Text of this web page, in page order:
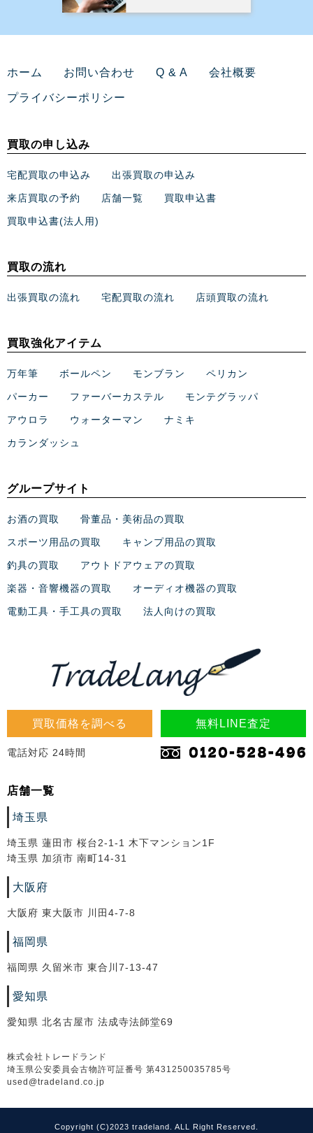
買取価格を調べる 無料LINE査定
電話対応 24時間
店舗一覧
埼玉県
埼玉県 蓮田市 桜台2-1-1 木下マンション1F
埼玉県 加須市 南町14-31
大阪府
大阪府 東大阪市 川田4-7-8
福岡県
福岡県 久留米市 東合川7-13-47
愛知県
愛知県 北名古屋市 法成寺法師堂69
株式会社トレードランド
埼玉県公安委員会古物許可証番号 第431250035785号
used@tradeland.co.jp
ホーム お問い合わせ Q & A 会社概要
プライバシーポリシー
買取の申し込み
宅配買取の申込み 出張買取の申込み
来店買取の予約 店舗一覧 買取申込書
買取申込書(法人用)
買取の流れ
出張買取の流れ 宅配買取の流れ 店頭買取の流れ
買取強化アイテム
万年筆 ボールペン モンブラン ペリカン
パーカー ファーバーカステル モンテグラッパ
アウロラ ウォーターマン ナミキ
カランダッシュ
グループサイト
お酒の買取 骨董品・美術品の買取
スポーツ用品の買取 キャンプ用品の買取
釣具の買取 アウトドアウェアの買取
楽器・音響機器の買取 オーディオ機器の買取
電動工具・手工具の買取 法人向けの買取
Copyright (C)2023 tradeland. ALL Right Reserved.